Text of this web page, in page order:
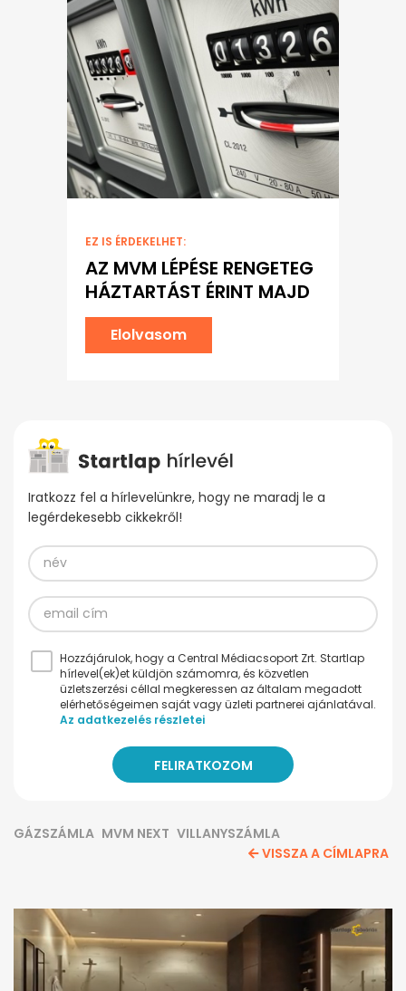
EZ IS ÉRDEKELHET:
AZ MVM LÉPÉSE RENGETEG
HÁZTARTÁST ÉRINT MAJD
Elolvasom
Iratkozz fel a hírlevelünkre, hogy ne maradj le a
legérdekesebb cikkekről!
Hozzájárulok, hogy a Central Médiacsoport Zrt. Startlap
hírlevel(ek)et küldjön számomra, és közvetlen
üzletszerzési céllal megkeressen az általam megadott
elérhetőségeimen saját vagy üzleti partnerei ajánlatával.
Az adatkezelés részletei
GÁZSZÁMLA MVM NEXT VILLANYSZÁMLA
VISSZA A CÍMLAPRA